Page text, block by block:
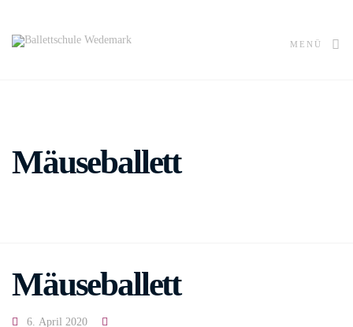
MENÜ
Mäuseballett
Mäuseballett
6. April 2020